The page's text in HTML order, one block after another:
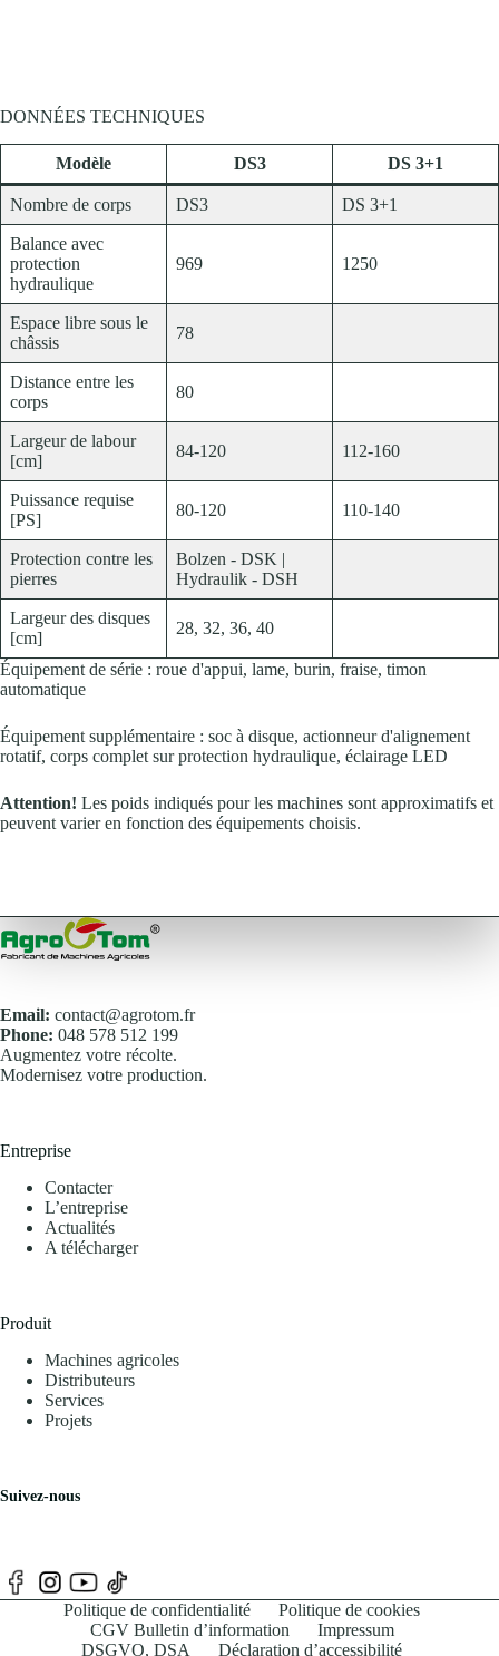
DONNÉES TECHNIQUES
Modèle DS3 DS 3+1
Nombre de corps DS3 DS 3+1
Balance avec
protection
hydraulique
969 1250
Espace libre sous le
châssis
78
Distance entre les
corps
80
Largeur de labour
[cm]
84-120 112-160
Puissance requise
[PS]
80-120 110-140
Protection contre les
pierres
Bolzen - DSK |
Hydraulik - DSH
Largeur des disques
[cm]
28, 32, 36, 40
Équipement de série : roue d'appui, lame, burin, fraise, timon
automatique
Équipement supplémentaire : soc à disque, actionneur d'alignement
rotatif, corps complet sur protection hydraulique, éclairage LED
Attention! Les poids indiqués pour les machines sont approximatifs et
peuvent varier en fonction des équipements choisis.
Email: contact@agrotom.fr
Phone: 048 578 512 199
Augmentez votre récolte.
Modernisez votre production.
Entreprise
Contacter
L’entreprise
Actualités
A télécharger
Produit
Machines agricoles
Distributeurs
Services
Projets
Suivez-nous
Politique de confidentialité
Politique de cookies
CGV Bulletin d’information
Impressum
DSGVO, DSA
Déclaration d’accessibilité